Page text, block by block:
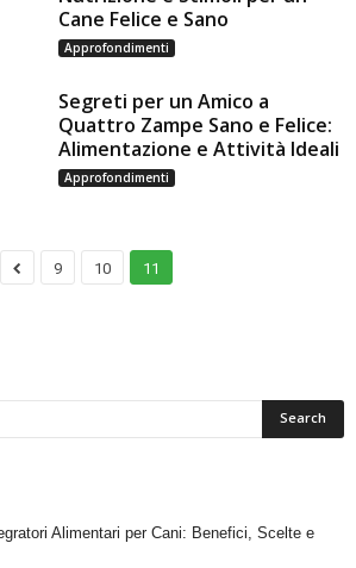
Cane Felice e Sano
Approfondimenti
Segreti per un Amico a
Quattro Zampe Sano e Felice:
Alimentazione e Attività Ideali
Approfondimenti
9 10 11
Alimentari per Cani: Benefici, Scelte e